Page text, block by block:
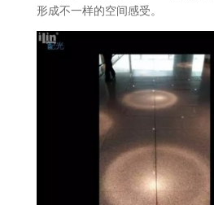
形成不一样的空间感受。